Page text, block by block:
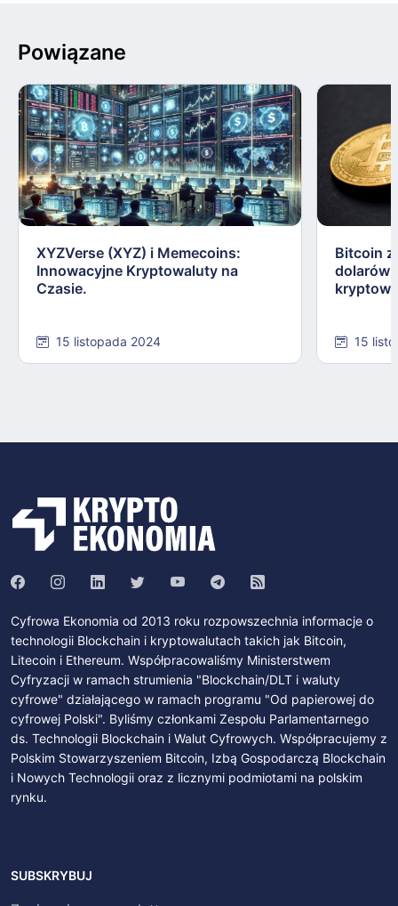
Powiązane
XYZVerse (XYZ) i Memecoins:
Innowacyjne Kryptowaluty na
Czasie.
15 listopada 2024
Bitcoin
dolarów:
15
Cyfrowa Ekonomia od 2013 roku rozpowszechnia informacje o
technologii Blockchain i kryptowalutach takich jak Bitcoin,
Litecoin i Ethereum. Współpracowaliśmy Ministerstwem
Cyfryzacji w ramach strumienia "Blockchain/DLT i waluty
cyfrowe" działającego w ramach programu "Od papierowej do
cyfrowej Polski". Byliśmy członkami Zespołu Parlamentarnego
ds. Technologii Blockchain i Walut Cyfrowych. Współpracujemy z
Polskim Stowarzyszeniem Bitcoin, Izbą Gospodarczą Blockchain
i Nowych Technologii oraz z licznymi podmiotami na polskim
rynku.
SUBSKRYBUJ